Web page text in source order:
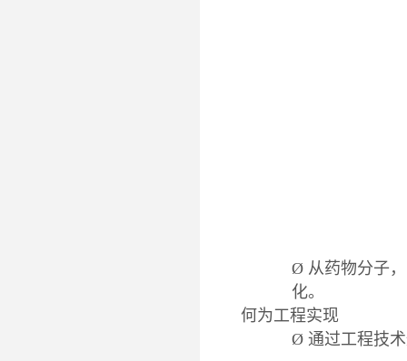
Ø 从药物分子
化。
何为工程实现
Ø 通过工程技